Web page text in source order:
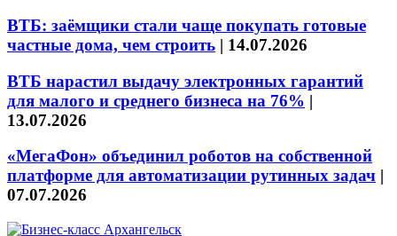
ВТБ: заёмщики стали чаще покупать готовые
частные дома, чем строить | 14.07.2026
ВТБ нарастил выдачу электронных гарантий
для малого и среднего бизнеса на 76% |
13.07.2026
«МегаФон» объединил роботов на собственной
платформе для автоматизации рутинных задач |
07.07.2026